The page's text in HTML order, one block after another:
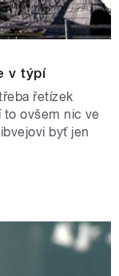
v týpí
řetízek
to ovšem nic ve
byť jen